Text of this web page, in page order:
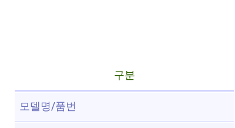
구분
모델명/품번